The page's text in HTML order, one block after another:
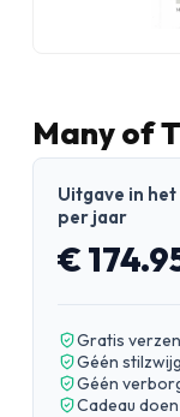
Many of
Uitgave in het
per jaar
€
Gratis
Géén
Géén
Cadeau